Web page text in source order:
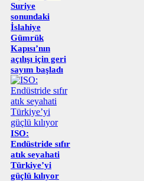
Suriye
sonundaki
İslahiye
Gümrük
Kapısı’nın
açılışı için geri
sayım başladı
ISO:
Endüstride sıfır
atık seyahati
Türkiye’yi
güçlü kılıyor